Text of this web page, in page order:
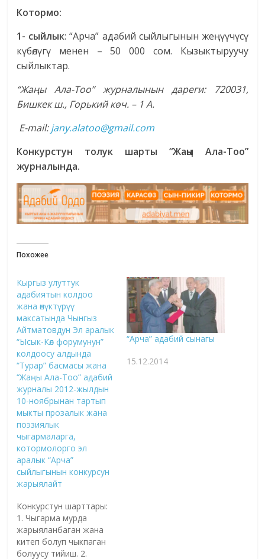
Котормо:
1- сыйлык: “Арча” адабий сыйлыгынын жеңүүчүсү
күбөлүгү менен – 50 000 сом. Кызыктыруучу
сыйлыктар.
“Жаңы Ала-Тоо” журналынын дареги: 720031,
Бишкек ш., Горький көч. – 1 А.
E-mail:jany.alatoo@gmail.com
Конкурстун толук шарты “Жаңы Ала-Тоо”
журналында.
Похожее
Кыргыз улуттук
адабиятын колдоо
жана өнүктүрүү
максатында Чынгыз
Айтматовдун Эл аралык
“Ысык-Көл форумунун”
колдоосу алдында
“Турар” басмасы жана
“Жаңы Ала-Тоо” адабий
журналы 2012-жылдын
10-ноябрынан тартып
мыкты прозалык жана
поэзиялык
чыгармаларга,
котормолорго эл
аралык “Арча”
сыйлыгынын конкурсун
жарыялайт
Конкурстун шарттары:
1. Чыгарма мурда
жарыяланбаган жана
китеп болуп чыкпаган
болуусу тийиш. 2.
“Арча” адабий сынагы
15.12.2014